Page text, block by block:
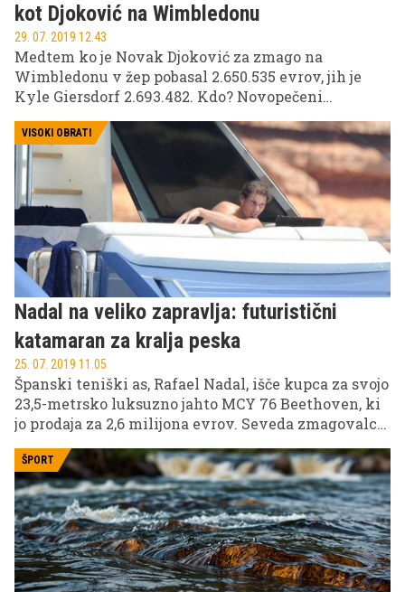
kot Djoković na Wimbledonu
29. 07. 2019 12.43
Medtem ko je Novak Djoković za zmago na
Wimbledonu v žep pobasal 2.650.535 evrov, jih je
Kyle Giersdorf 2.693.482. Kdo? Novopečeni
svetovni prvak v računalniški igri Fortnite, za kar
mu ni bilo treba migniti s prstom. No, ravno toliko.
Organizator svetovnega prvenstva v igranju igre
Fortnite, Epic Games, je za še večjo prepoznavnost e-
športa rezerviral rekordni nagradni sklad v višini
skoraj 27 milijonov evrov (30 milijonov ameriških
dolarjev).
VISOKI OBRATI
Nadal na veliko zapravlja: futuristični
katamaran za kralja peska
25. 07. 2019 11.05
Španski teniški as, Rafael Nadal, išče kupca za svojo
23,5-metrsko luksuzno jahto MCY 76 Beethoven, ki
jo prodaja za 2,6 milijona evrov. Seveda zmagovalcu
ampak bo jahto zamenjal za futuristični katamaran.
ŠPORT